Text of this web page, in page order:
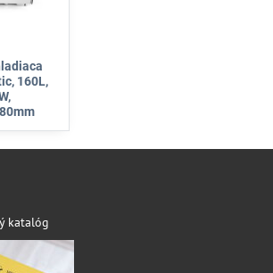
160L,
katalóg